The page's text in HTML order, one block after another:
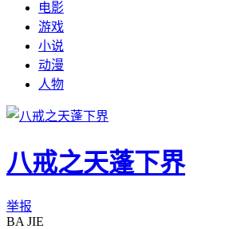
电影
游戏
小说
动漫
人物
八戒之天蓬下界
举报
BA JIE